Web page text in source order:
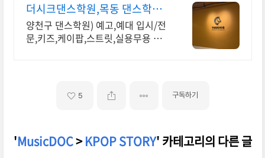
더시크댄스학원,목동 댄스학원
현재 오픈이벤트 진행중!
양천구 댄스학원) 예고,예대 입시/전
문,키즈,케이팝,스트릿,실용무용 목
5 구독하기
'MusicDOC>KPOP STORY' 카테고리의 다른 글